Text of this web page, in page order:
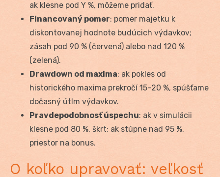
ak klesne pod Y %, môžeme pridať.
Financovaný pomer: pomer majetku k
diskontovanej hodnote budúcich výdavkov;
zásah pod 90 % (červená) alebo nad 120 %
(zelená).
Drawdown od maxima: ak pokles od
historického maxima prekročí 15–20 %, spúšťame
dočasný útlm výdavkov.
Pravdepodobnosť úspechu: ak v simulácii
klesne pod 80 %, škrt; ak stúpne nad 95 %,
priestor na bonus.
O koľko upravovať: veľkosť